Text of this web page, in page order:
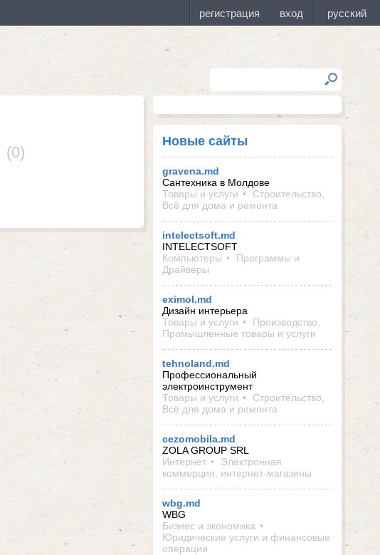
(0)
Новые сайты
gravena.md
Сантехника в Молдове
Товары и услуги
Строительство,
Всё для дома и ремонта
intelectsoft.md
INTELECTSOFT
Компьютеры
Программы и
Драйверы
eximol.md
Дизайн интерьера
Товары и услуги
Производство,
Промышленные товары и услуги
tehnoland.md
Профессиональный
электроинструмент
Товары и услуги
Строительство,
Всё для дома и ремонта
cezomobila.md
ZOLA GROUP SRL
Интернет
Электронная
коммерция, интернет-магазины
wbg.md
WBG
Бизнес и экономика
Юридические услуги и финансовые
операции